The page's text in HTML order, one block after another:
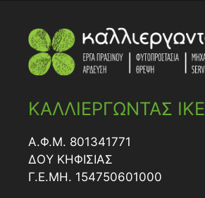
ΚΑΛΛΙΕΡΓΩΝΤΑΣ ΙΚΕ
Α.Φ.Μ. 801341771
ΔΟY ΚΗΦΙΣΙΑΣ
Γ.Ε.ΜΗ. 154750601000